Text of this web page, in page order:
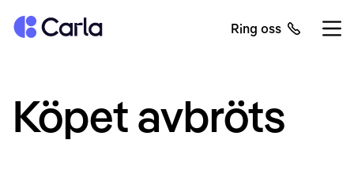
Tillbaka till startsidan Ring oss
Köpet avbröts